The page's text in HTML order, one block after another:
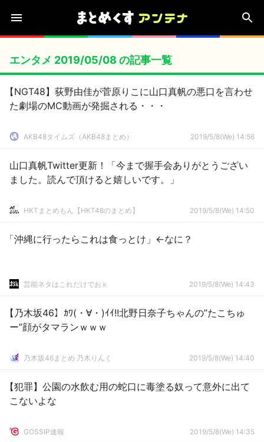
エンタメ 2019/05/08 の記事一覧
【NGT48】荻野由佳が菅原りこに山口真帆の悪口を言わせ
た劇場のMC動画が発掘される・・・
AKB48タイムズ（AKB48まとめ） 2019/5/8(We) 14:56
山口真帆Twitter更新！「今まで握手会ありがとうござい
ました。読んで頂けると嬉しいです。」
HKTまとめもん【HKT48のまとめ】 2019/5/8(We) 14:50
「沖縄に行ったらこれは食っとけ」←なに？
芸能ネタはこれだけでおｋ 2019/5/8(We) 14:43
【乃木坂46】ｶﾜ(・∀・)ｲｲ!!北野日奈子ちゃんの”たこちゅ
ー”顔がタマランｗｗｗ
乃木坂46まとめ 乃木りんく 2019/5/8(We) 14:40
【犯罪】公園の水飲む用の蛇口に毒塗る奴って意外に出て
こないよな
GOSSIP速報 2019/5/8(We) 14:35